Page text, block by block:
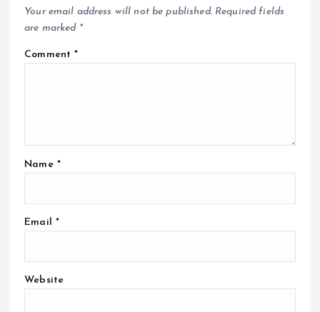
Your email address will not be published. Required fields
are marked *
Comment*
Name *
Email *
Website